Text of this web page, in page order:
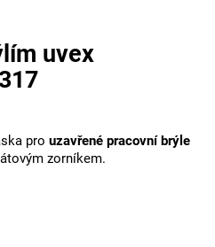
uvex
pro uzavřené pracovní brýle
zorníkem.